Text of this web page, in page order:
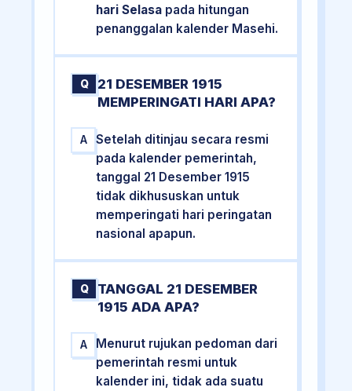
hari Selasa pada hitungan
penanggalan kalender Masehi.
Q
21 DESEMBER 1915
MEMPERINGATI HARI APA?
A
Setelah ditinjau secara resmi
pada kalender pemerintah,
tanggal 21 Desember 1915
tidak dikhususkan untuk
memperingati hari peringatan
nasional apapun.
Q
TANGGAL 21 DESEMBER
1915 ADA APA?
A
Menurut rujukan pedoman dari
pemerintah resmi untuk
kalender ini, tidak ada suatu